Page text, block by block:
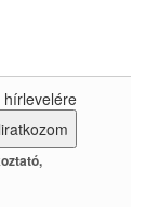
hírlevelére